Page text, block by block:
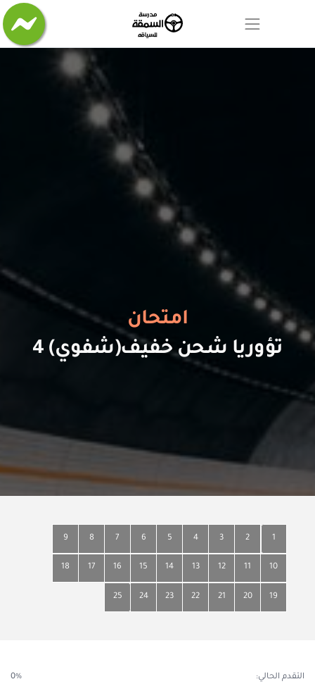
امتحان
تؤوريا شحن خفيف(شفوي) 4
1
2
3
4
5
6
7
8
9
10
11
12
13
14
15
16
17
18
19
20
21
22
23
24
25
التقدم الحالي: 0%